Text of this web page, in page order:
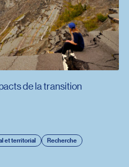
et territorial Recherche
de la transition